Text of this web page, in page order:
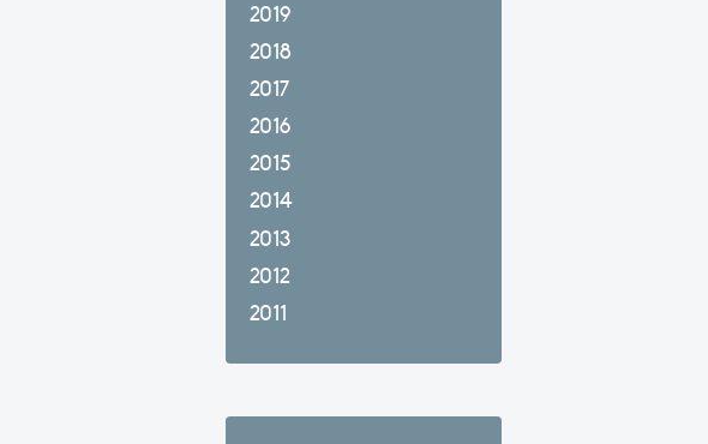
2019
2018
2017
2016
2015
2014
2013
2012
2011